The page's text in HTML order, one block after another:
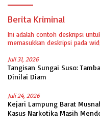
Berita Kriminal
Ini adalah contoh deskripsi
memasukkan deskripsi pada
Juli 31, 2026
Tangisan Sungai Suso:
Dinilai Diam
Juli 24, 2026
Kejari Lampung Barat
Kasus Narkotika Masih